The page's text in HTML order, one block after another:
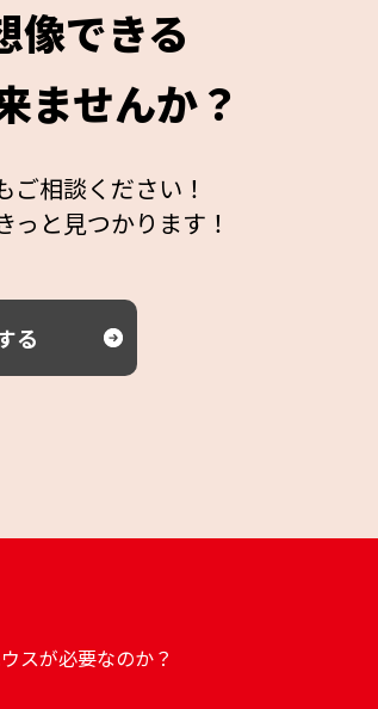
像できる
ませんか？
相談ください！
と見つかります！
る
スが必要なのか？